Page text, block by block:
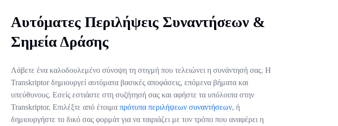
Αυτόματες Περιλήψεις Συναντήσεων &
Σημεία Δράσης
Λάβετε ένα καλοδουλεμένο σύνοψη τη στιγμή που τελειώνει η συνάντησή σας. Η
Transkriptor δημιουργεί αυτόματα βασικές αποφάσεις, επόμενα βήματα και
υπεύθυνους. Εσείς εστιάστε στη συζήτησή σας και αφήστε τα υπόλοιπα στην
Transkriptor. Επιλέξτε από έτοιμα πρότυπα περιλήψεων συναντήσεων, ή
δημιουργήστε το δικό σας φορμάτ για να ταιριάζει με τον τρόπο που αναφέρει η